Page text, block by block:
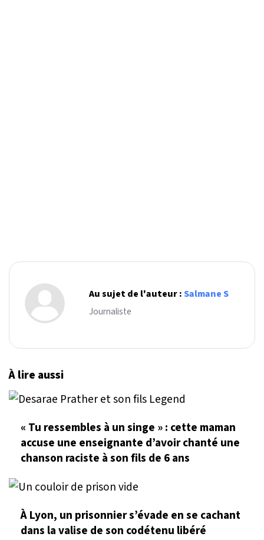
Au sujet de l'auteur :Salmane S
Journaliste
À lire aussi
« Tu ressembles à un singe » : cette maman
accuse une enseignante d’avoir chanté une
chanson raciste à son fils de 6 ans
À Lyon, un prisonnier s’évade en se cachant
dans la valise de son codétenu libéré